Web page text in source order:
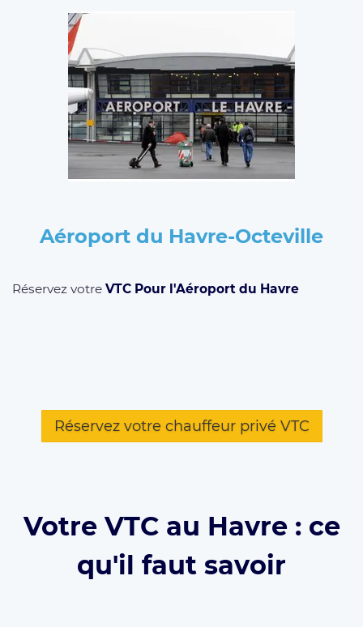
Aéroport du Havre-Octeville
Réservez votre VTC Pour l'Aéroport du Havre
Réservez votre chauffeur privé VTC
Votre VTC au Havre : ce
qu'il faut savoir